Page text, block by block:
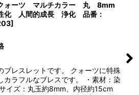
ォーツ マルチカラー 丸 8mm
化 人間的成長 浄化 品番：
]
ブレスレットです。 クォーツに特殊
カラフルなブレスです。 ・素材：染
イズ：丸玉約8mm、内径約15cm